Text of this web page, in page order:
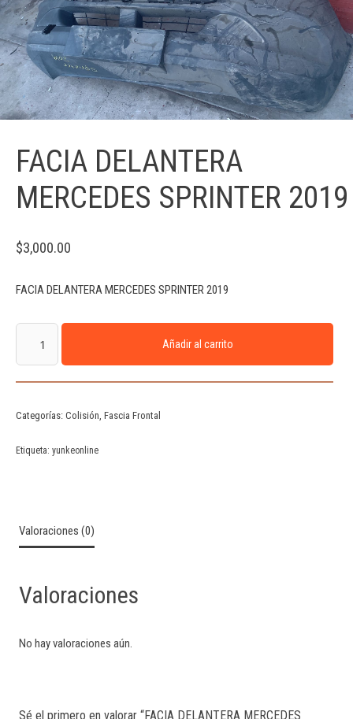
FACIA DELANTERA
MERCEDES SPRINTER 2019
$3,000.00
FACIA DELANTERA MERCEDES SPRINTER 2019
Añadir al carrito
Categorías: Colisión, Fascia Frontal
Etiqueta: yunkeonline
Valoraciones (0)
Valoraciones
No hay valoraciones aún.
Sé el primero en valorar “FACIA DELANTERA MERCEDES